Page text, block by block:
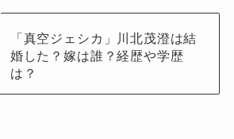
「真空ジェシカ」川北茂澄は結
婚した？嫁は誰？経歴や学歴
は？